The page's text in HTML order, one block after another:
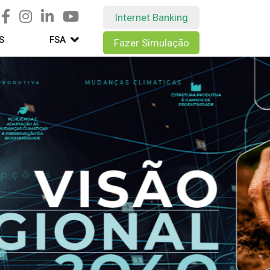
FSA
Internet Banking
Fazer Simulação